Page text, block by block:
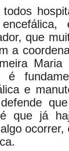
que
a
é
e
que já